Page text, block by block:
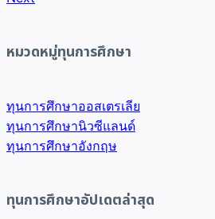
หมวดหมู่ทุนการศึกษา
ทุนการศึกษาออสเตรเลีย
ทุนการศึกษานิวซีแลนด์
ทุนการศึกษาอังกฤษ
ทุนการศึกษาอัปเดตล่าสุด